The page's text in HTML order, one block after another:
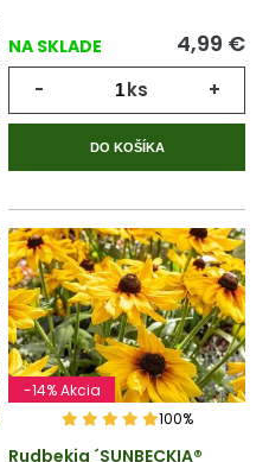
NA SKLADE 4,99 €
- ks +
DO KOŠÍKA
-14% Akcia
100%
Rudbekia ´SUNBECKIA®